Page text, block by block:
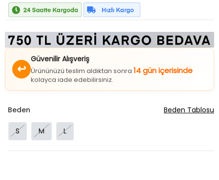
↩
Güvenilir Alışveriş
Ürününüzü teslim aldıktan sonra 14 gün içerisinde
kolayca iade edebilirsiniz.
Beden
S M L
Beden Tablosu